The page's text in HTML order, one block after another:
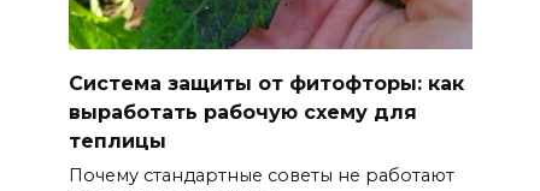
Система защиты от фитофторы: как
выработать рабочую схему для
теплицы
Почему стандартные советы не работают